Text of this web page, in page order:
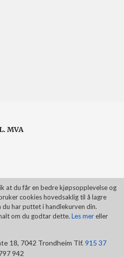
MVA
at du får en bedre kjøpsopplevelse og
cookies hovedsaklig til å lagre
har puttet i handlekurven din.
om du godtar dette.Les mereller
18, 7042 Trondheim Tlf.915 37
942